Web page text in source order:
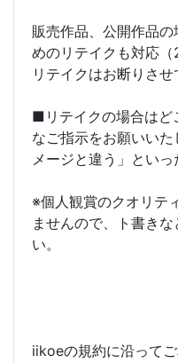
販売作品、公開作品
めのリテイクも対応
リテイクはお断りさせ
■リテイクの場合はど
なご指示をお願いい
メージと違う」とい
※個人観賞のクオリテ
ませんので、ト書き
い。
iikoeの規約に沿ってご